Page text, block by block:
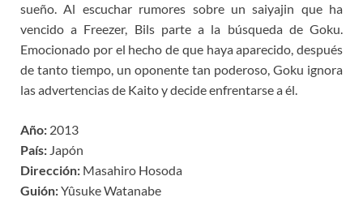
sueño. Al escuchar rumores sobre un saiyajin que ha
vencido a Freezer, Bils parte a la búsqueda de Goku.
Emocionado por el hecho de que haya aparecido, después
de tanto tiempo, un oponente tan poderoso, Goku ignora
las advertencias de Kaito y decide enfrentarse a él.
Año: 2013
País: Japón
Dirección: Masahiro Hosoda
Guión:Yûsuke Watanabe